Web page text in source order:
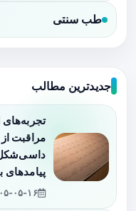
طب سنتی
جدیدترین مطالب
تجربه‌های
مراقبت از
داسی‌شکل
پیامدهای
۱۴۰۵-